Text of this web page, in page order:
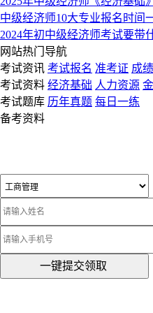
中级经济师10大专业报名时间
2024年初中级经济师考试要带
网站热门导航
考试资讯 考试报名 准考证 成
考试资料 经济基础 人力资源
考试题库 历年真题 每日一练
备考资料
一键提交领取